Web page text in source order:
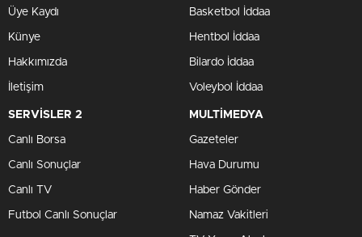
Üye Kaydı
Künye
Hakkımızda
İletişim
Basketbol İddaa
Hentbol İddaa
Bilardo İddaa
Voleybol İddaa
SERVİSLER 2
Canlı Borsa
Canlı Sonuçlar
Canlı TV
Futbol Canlı Sonuçlar
MULTİMEDYA
Gazeteler
Hava Durumu
Haber Gönder
Namaz Vakitleri